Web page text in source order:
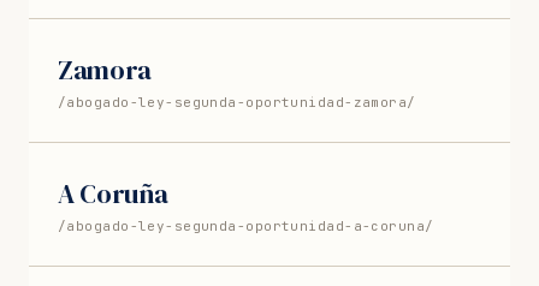
Zamora
/abogado-ley-segunda-oportunidad-zamora/
A Coruña
/abogado-ley-segunda-oportunidad-a-coruna/